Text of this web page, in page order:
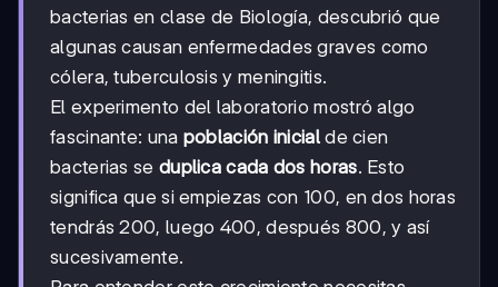
bacterias en clase de Biología, descubrió que
algunas causan enfermedades graves como
cólera, tuberculosis y meningitis.
El experimento del laboratorio mostró algo
fascinante: una población inicialde cien
bacterias se duplica cada dos horas. Esto
significa que si empiezas con 100, en dos horas
tendrás 200, luego 400, después 800, y así
sucesivamente.